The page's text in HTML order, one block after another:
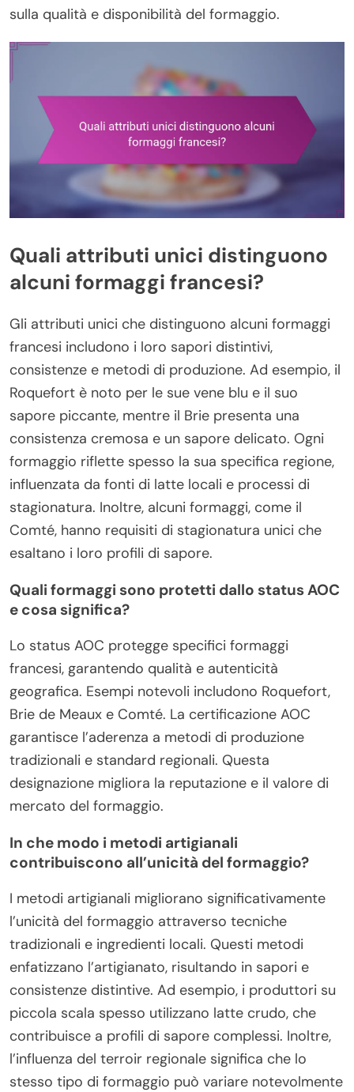
sulla qualità e disponibilità del formaggio.
Quali attributi unici distinguono
alcuni formaggi francesi?
Gli attributi unici che distinguono alcuni formaggi
francesi includono i loro sapori distintivi,
consistenze e metodi di produzione. Ad esempio, il
Roquefort è noto per le sue vene blu e il suo
sapore piccante, mentre il Brie presenta una
consistenza cremosa e un sapore delicato. Ogni
formaggio riflette spesso la sua specifica regione,
influenzata da fonti di latte locali e processi di
stagionatura. Inoltre, alcuni formaggi, come il
Comté, hanno requisiti di stagionatura unici che
esaltano i loro profili di sapore.
Quali formaggi sono protetti dallo status AOC
e cosa significa?
Lo status AOC protegge specifici formaggi
francesi, garantendo qualità e autenticità
geografica. Esempi notevoli includono Roquefort,
Brie de Meaux e Comté. La certificazione AOC
garantisce l’aderenza a metodi di produzione
tradizionali e standard regionali. Questa
designazione migliora la reputazione e il valore di
mercato del formaggio.
In che modo i metodi artigianali
contribuiscono all’unicità del formaggio?
I metodi artigianali migliorano significativamente
l’unicità del formaggio attraverso tecniche
tradizionali e ingredienti locali. Questi metodi
enfatizzano l’artigianato, risultando in sapori e
consistenze distintive. Ad esempio, i produttori su
piccola scala spesso utilizzano latte crudo, che
contribuisce a profili di sapore complessi. Inoltre,
l’influenza del terroir regionale significa che lo
stesso tipo di formaggio può variare notevolmente